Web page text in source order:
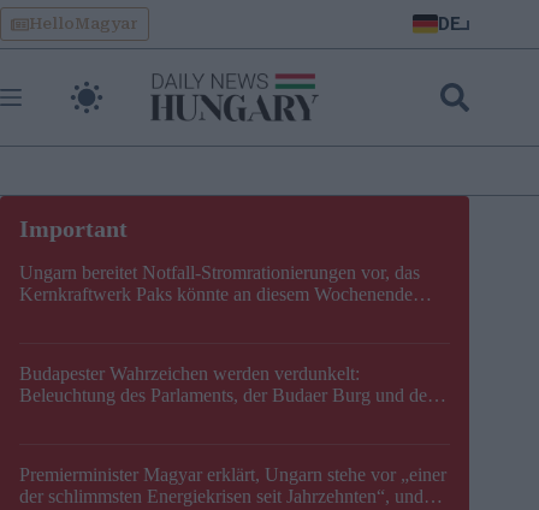
Skip
to
content
HelloMagyar DE
Ungarn bereitet Notfall-Stromrationierungen vor, das
Kernkraftwerk Paks könnte an diesem Wochenende
Budapester Wahrzeichen werden verdunkelt:
Beleuchtung des Parlaments, der Budaer Burg und der
Premierminister Magyar erklärt, Ungarn stehe vor „einer
der schlimmsten Energiekrisen seit Jahrzehnten“, und